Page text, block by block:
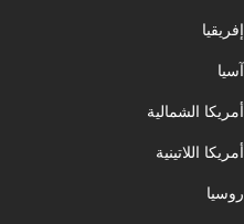
إفريقيا
آسيا
أمريكا الشمالية
أمريكا اللاتينية
روسيا